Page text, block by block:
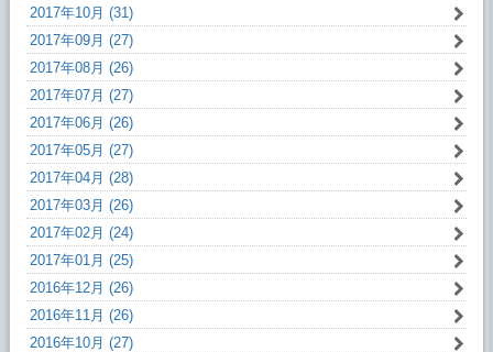
2017年10月 (31)
2017年09月 (27)
2017年08月 (26)
2017年07月 (27)
2017年06月 (26)
2017年05月 (27)
2017年04月 (28)
2017年03月 (26)
2017年02月 (24)
2017年01月 (25)
2016年12月 (26)
2016年11月 (26)
2016年10月 (27)